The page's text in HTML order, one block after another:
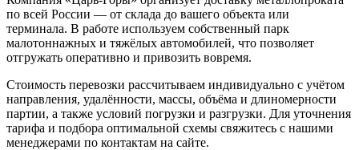
по всей России — от склада до вашего объекта или
терминала. В работе используем собственный парк
малотоннажных и тяжёлых автомобилей, что позволяет
отгружать оперативно и привозить вовремя.
Стоимость перевозки рассчитываем индивидуально с учётом
направления, удалённости, массы, объёма и длиномерности
партии, а также условий погрузки и разгрузки. Для уточнения
тарифа и подбора оптимальной схемы свяжитесь с нашими
менеджерами по контактам на сайте.